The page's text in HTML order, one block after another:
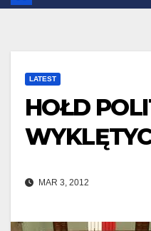
LATEST
HOŁD
MAR 3, 2012